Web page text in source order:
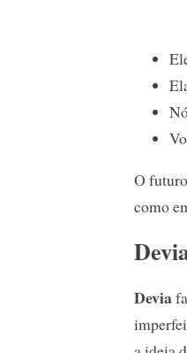
O
como
Devia